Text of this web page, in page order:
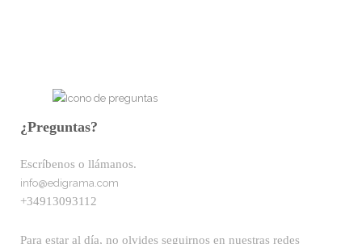
¿Preguntas?
Escríbenos o llámanos.
info@edigrama.com
+34913093112
Para estar al día, no olvides seguirnos en nuestras redes